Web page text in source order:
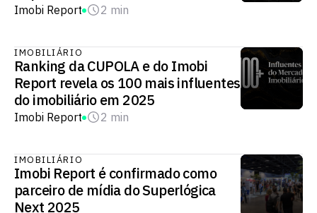
Imobi Report 2 min
IMOBILIÁRIO
Ranking da CUPOLA e do Imobi
Report revela os 100 mais influentes
do imobiliário em 2025
Imobi Report 2 min
IMOBILIÁRIO
Imobi Report é confirmado como
parceiro de mídia do Superlógica
Next 2025